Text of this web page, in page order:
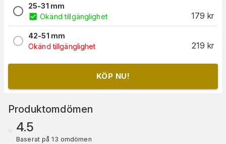
25-31 mm
Okänd tillgänglighet
179 kr
42-51 mm
Okänd tillgänglighet
219 kr
KÖP NU!
Produktomdömen
4.5
Baserat på 13 omdömen